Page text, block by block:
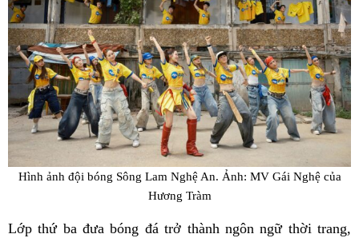
Hình ảnh đội bóng Sông Lam Nghệ An. Ảnh: MV Gái Nghệ của
Hương Tràm
Lớp thứ ba đưa bóng đá trở thành ngôn ngữ thời trang,